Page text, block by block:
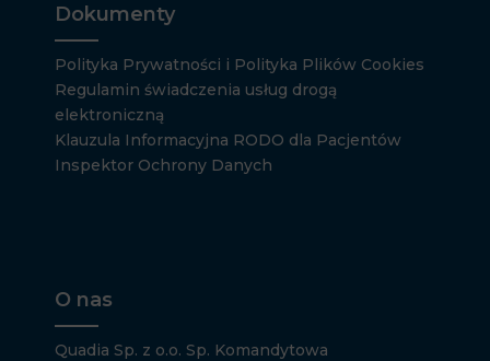
Dokumenty
Polityka Prywatności i Polityka Plików Cookies
Regulamin świadczenia usług drogą
elektroniczną
Klauzula Informacyjna RODO dla Pacjentów
Inspektor Ochrony Danych
O nas
Quadia Sp. z o.o. Sp. Komandytowa